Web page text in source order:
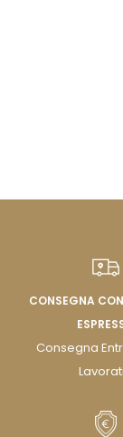
CONSEGNA
Consegna